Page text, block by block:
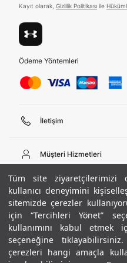
Tüm site ziyaretçilerimizi
kullanıcı deneyimini
sitemizde çerezler
için “Tercihleri Yönet”
kullanımını kabul etmek
seçeneğine
çerezleri hangi amaçla
Kayıt olarak, Gizlilik Politikası ile
Ödeme Yöntemleri
İletişim
444 02 00
Pazartesi - Cuma 09:00 -
E-posta
bilgi@underarmour.com
Müşteri Hizmetleri
Sipariş Sorgulama
Bize Ulaşın
Teslimat Bilgileri
İşlem Rehberi
İade ve Değişimler
Sıkça Sorulan Sorular
Beden Rehberi
Hakkımızda
Ticari Bilgiler
Hükümler ve Koşullar
Gizlilik Politikası
Çerez Politikası
UA Sosyal Medya
Instagram
Facebook
Popüler Kategoriler